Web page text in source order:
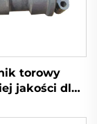
torowy
jakości dla
Doosan/